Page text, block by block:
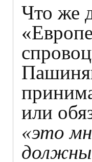
Что же
или
«это
должны